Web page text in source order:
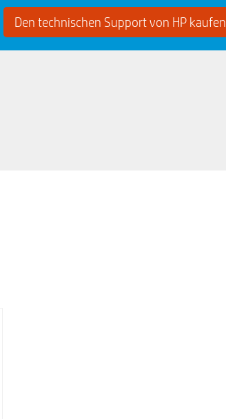
Den technischen Support von HP kaufen